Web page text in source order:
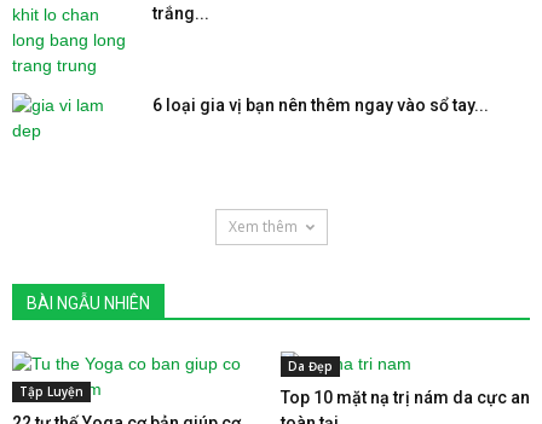
trắng...
6 loại gia vị bạn nên thêm ngay vào sổ tay...
Xem thêm
BÀI NGẪU NHIÊN
Tập Luyện
Da Đẹp
Top 10 mặt nạ trị nám da cực an